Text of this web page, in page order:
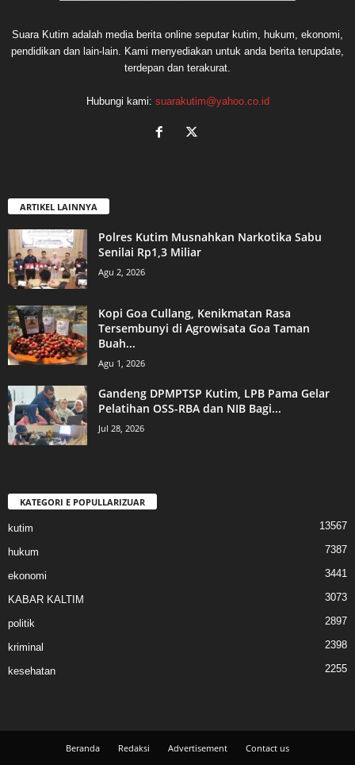
Suara Kutim adalah media berita online seputar kutim, hukum, ekonomi,
pendidikan dan lain-lain. Kami menyediakan untuk anda berita terupdate,
terdepan dan terakurat.
Hubungi kami: suarakutim@yahoo.co.id
ARTIKEL LAINNYA
Polres Kutim Musnahkan Narkotika Sabu
Senilai Rp1,3 Miliar
Agu 2, 2026
Kopi Goa Cullang, Kenikmatan Rasa
Tersembunyi di Agrowisata Goa Taman
Buah...
Agu 1, 2026
Gandeng DPMPTSP Kutim, LPB Pama Gelar
Pelatihan OSS-RBA dan NIB Bagi...
Jul 28, 2026
KATEGORI E POPULLARIZUAR
kutim 13567
hukum 7387
ekonomi 3441
KABAR KALTIM 3073
politik 2897
kriminal 2398
kesehatan 2255
Beranda Redaksi Advertisement Contact us